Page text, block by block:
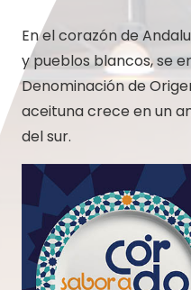
En el corazón de
y pueblos blancos, se
Denominación de
aceituna crece en un
del sur.